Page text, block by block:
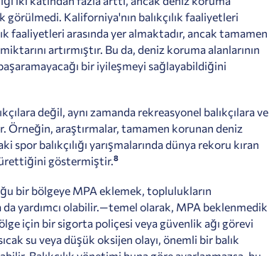
görülmedi. Kaliforniya'nın balıkçılık faaliyetleri
faaliyetleri arasında yer almaktadır, ancak tamamen
artırmıştır. Bu da, deniz koruma alanlarının
bir iyileşmeyi sağlayabildiğini
değil, aynı zamanda rekreasyonel balıkçılara ve
Örneğin, araştırmalar, tamamen korunan deniz
spor balıkçılığı yarışmalarında dünya rekoru kıran
ürettiğini göstermiştir. 8
bir bölgeye MPA eklemek, toplulukların
yardımcı olabilir. —temel olarak, MPA beklenmedik
için bir sigorta poliçesi veya güvenlik ağı görevi
su veya düşük oksijen olayı, önemli bir balık